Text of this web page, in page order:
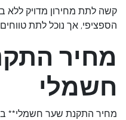
קשה לתת מחירון מדויק
הספציפי, אך נוכל לתת
מחיר
חשמלי
מחיר התקנת שער חשמלי**